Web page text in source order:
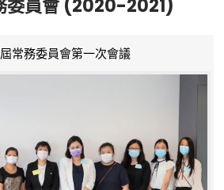
委員會 (2020-2021)
常務委員會第一次會議